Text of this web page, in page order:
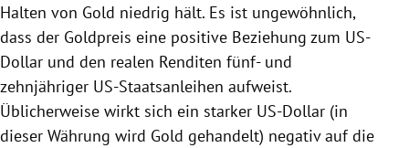
Halten von Gold niedrig hält. Es ist ungewöhnlich,
dass der Goldpreis eine positive Beziehung zum US-
Dollar und den realen Renditen fünf- und
zehnjähriger US-Staatsanleihen aufweist.
Üblicherweise wirkt sich ein starker US-Dollar (in
dieser Währung wird Gold gehandelt) negativ auf die